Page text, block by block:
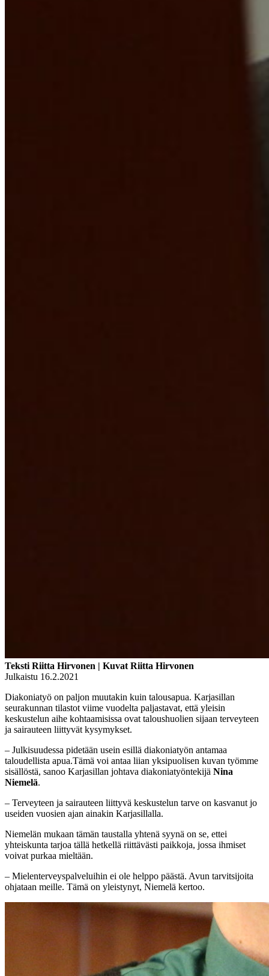
Teksti Riitta Hirvonen | Kuvat Riitta Hirvonen
Julkaistu 16.2.2021
Diakoniatyö on paljon muutakin kuin talousapua. Karjasillan
seurakunnan tilastot viime vuodelta paljastavat, että yleisin
keskustelun aihe kohtaamisissa ovat taloushuolien sijaan terveyteen
ja sairauteen liittyvät kysymykset.
– Julkisuudessa pidetään usein esillä diakoniatyön antamaa
taloudellista apua.Tämä voi antaa liian yksipuolisen kuvan työmme
sisällöstä, sanoo Karjasillan johtava diakoniatyöntekijä Nina
Niemelä.
– Terveyteen ja sairauteen liittyvä keskustelun tarve on kasvanut jo
useiden vuosien ajan ainakin Karjasillalla.
Niemelän mukaan tämän taustalla yhtenä syynä on se, ettei
yhteiskunta tarjoa tällä hetkellä riittävästi paikkoja, jossa ihmiset
voivat purkaa mieltään.
– Mielenterveyspalveluihin ei ole helppo päästä. Avun tarvitsijoita
ohjataan meille. Tämä on yleistynyt, Niemelä kertoo.